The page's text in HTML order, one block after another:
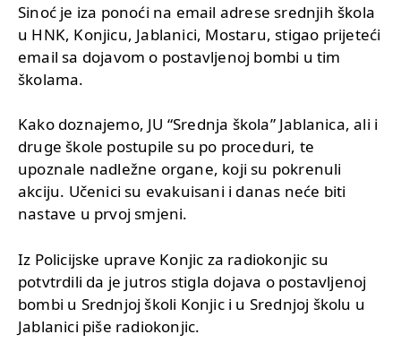
Sinoć je iza ponoći na email adrese srednjih škola
u HNK, Konjicu, Jablanici, Mostaru, stigao prijeteći
email sa dojavom o postavljenoj bombi u tim
školama.
Kako doznajemo, JU “Srednja škola” Jablanica, ali i
druge škole postupile su po proceduri, te
upoznale nadležne organe, koji su pokrenuli
akciju. Učenici su evakuisani i danas neće biti
nastave u prvoj smjeni.
Iz Policijske uprave Konjic za radiokonjic su
potvtrdili da je jutros stigla dojava o postavljenoj
bombi u Srednjoj školi Konjic i u Srednjoj školu u
Jablanici piše radiokonjic.